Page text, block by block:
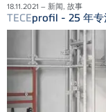
18.11.2021 – 新闻, 故事
TECEprofil - 25 年专